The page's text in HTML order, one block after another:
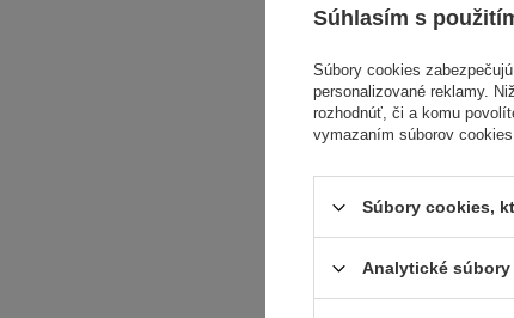
Súhlasím s
Súbory cookies
personalizované reklamy.
rozhodnúť, či a komu
vymazaním súborov
Súbory cookies,
Analytické súbory